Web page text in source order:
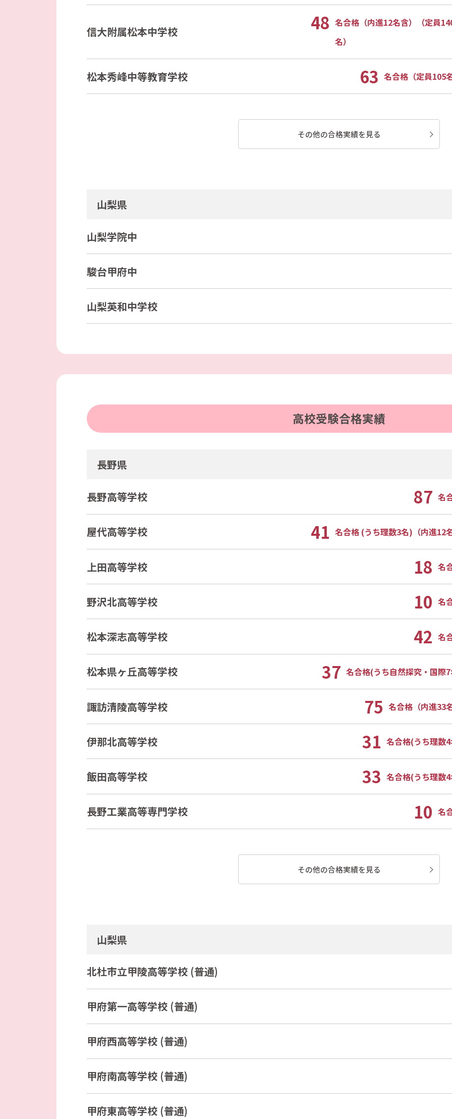
信大附属松本中学校 48 名合格（内進12名含）（定員
名）
松本秀峰中等教育学校 63 名合格（定員105
その他の合格実績を見る
山梨県
山梨学院中
駿台甲府中
山梨英和中学校
高校受験合格実績
長野県
長野高等学校 87 名
屋代高等学校 41 名合格 (うち理数3名)（内進12
上田高等学校 18 名
野沢北高等学校 10 名
松本深志高等学校 42 名
松本県ヶ丘高等学校 37 名合格(うち自然探究・国際
諏訪清陵高等学校 75 名合格（内進33
伊那北高等学校 31 名合格(うち理数
飯田高等学校 33 名合格(うち理数
長野工業高等専門学校 10 名
その他の合格実績を見る
山梨県
北杜市立甲陵高等学校 (普通)
甲府第一高等学校 (普通)
甲府西高等学校 (普通)
甲府南高等学校 (普通)
甲府東高等学校 (普通)